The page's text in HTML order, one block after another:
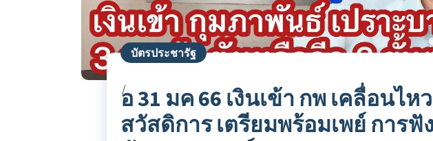
บัตรประชารัฐ
อ 31 มค 66 เงินเข้า กพ เคลื่อนไ
สวัสดิการ เตรียมพร้อมเพย์ การ